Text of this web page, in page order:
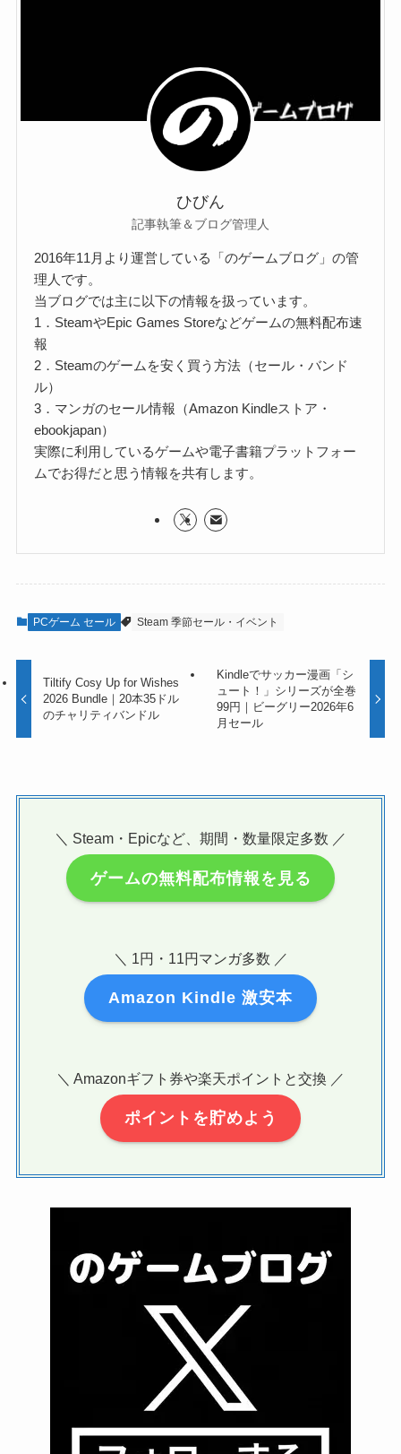
ひびん
記事執筆＆ブログ管理人
2016年11月より運営している「のゲームブログ」の管
理人です。
当ブログでは主に以下の情報を扱っています。
1．SteamやEpic Games Storeなどゲームの無料配布速
報
2．Steamのゲームを安く買う方法（セール・バンド
ル）
3．マンガのセール情報（Amazon Kindleストア・
ebookjapan）
実際に利用しているゲームや電子書籍プラットフォー
ムでお得だと思う情報を共有します。
PCゲーム セール Steam 季節セール・イベント
Tiltify Cosy Up for Wishes
2026 Bundle｜20本35ドル
のチャリティバンドル
Kindleでサッカー漫画「シ
ュート！」シリーズが全巻
99円｜ビーグリー2026年6
月セール
＼ Steam・Epicなど、期間・数量限定多数 ／
ゲームの無料配布情報を見る
＼ 1円・11円マンガ多数 ／
Amazon Kindle 激安本
＼ Amazonギフト券や楽天ポイントと交換 ／
ポイントを貯めよう